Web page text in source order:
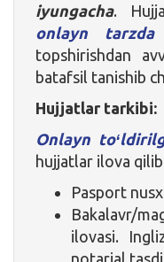
iyungacha.
onlayn tarzda
topshirishdan
batafsil tanishib
Hujjatlar tarkibi:
Onlayn
hujjatlar ilova
Pasport
Bakalavr/
ilovasi.
notarial